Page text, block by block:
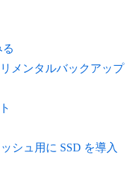
メンタルバックアップ
シュ用に SSD を導入